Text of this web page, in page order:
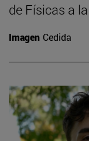
de Físicas a
Imagen Cedida